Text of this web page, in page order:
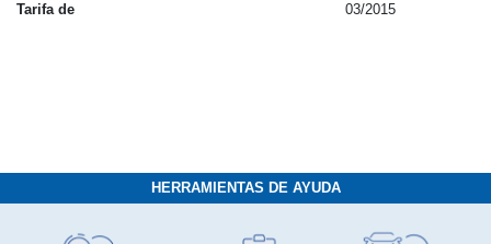
Tarifa de
03/2015
HERRAMIENTAS DE AYUDA